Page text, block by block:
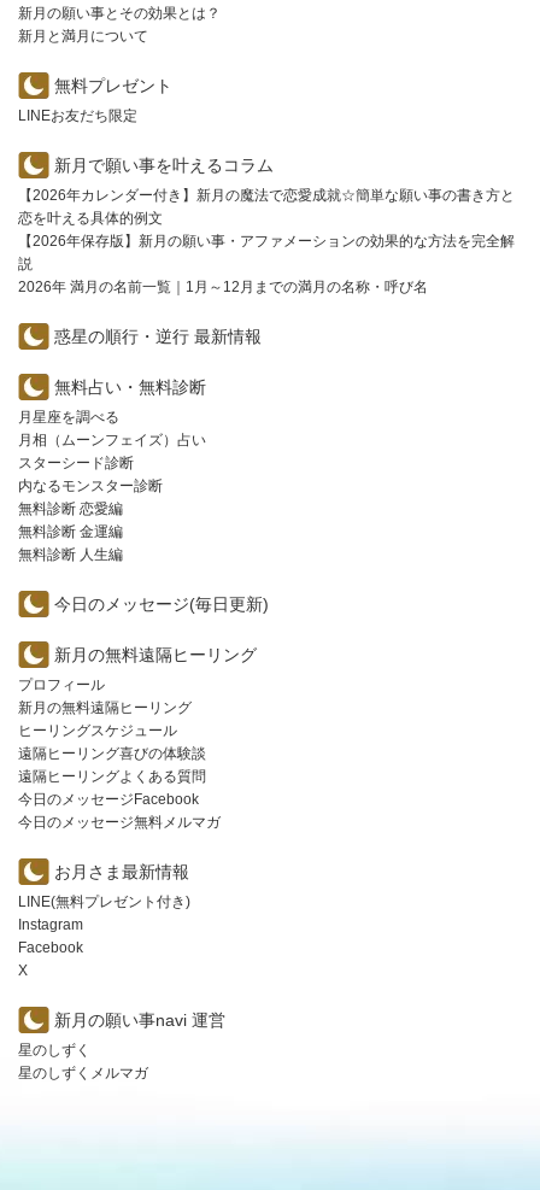
新月の願い事とその効果とは？
新月と満月について
無料プレゼント
LINEお友だち限定
新月で願い事を叶えるコラム
【2026年カレンダー付き】新月の魔法で恋愛成就☆簡単な願い事の書き方と
恋を叶える具体的例文
【2026年保存版】新月の願い事・アファメーションの効果的な方法を完全解
説
2026年 満月の名前一覧｜1月～12月までの満月の名称・呼び名
惑星の順行・逆行 最新情報
無料占い・無料診断
月星座を調べる
月相（ムーンフェイズ）占い
スターシード診断
内なるモンスター診断
無料診断 恋愛編
無料診断 金運編
無料診断 人生編
今日のメッセージ(毎日更新)
新月の無料遠隔ヒーリング
プロフィール
新月の無料遠隔ヒーリング
ヒーリングスケジュール
遠隔ヒーリング喜びの体験談
遠隔ヒーリングよくある質問
今日のメッセージFacebook
今日のメッセージ無料メルマガ
お月さま最新情報
LINE(無料プレゼント付き)
Instagram
Facebook
X
新月の願い事navi 運営
星のしずく
星のしずくメルマガ